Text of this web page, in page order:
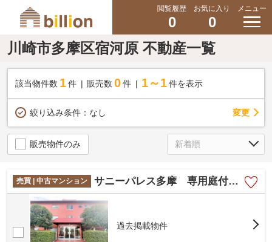
閲覧履歴
0
お気に入り
0
メニュー
川崎市多摩区宿河原 不動産一覧
該当物件数 1件 販売数 0 件 1～1 件を表示
絞り込み条件： なし 変更
販売物件のみ
売買 | 中古マンション サニーパレス多摩 専用庭付き住居/駅まで７分の好立地
過去掲載物件